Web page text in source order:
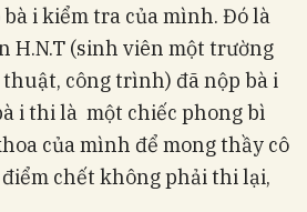
i kiểm tra của mình. Đó là
H.N.T (sinh viên một trường
thuật, công trình) đã nộp bà i
i thi là một chiếc phong bì
của mình để mong thầy cô
chết không phải thi lại,